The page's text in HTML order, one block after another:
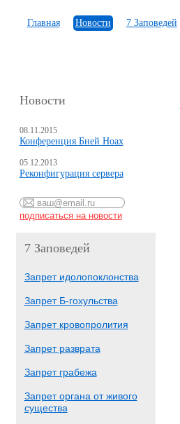
Главная Новости 7 Заповедей
Новости
08.11.2015
Конференция Бней Ноах
05.12.2013
Реконфигурация сервера
7 Заповедей
Запрет идолопоклонства
Запрет Б-гохульства
Запрет кровопролития
Запрет разврата
Запрет грабежа
Запрет органа от живого
существа